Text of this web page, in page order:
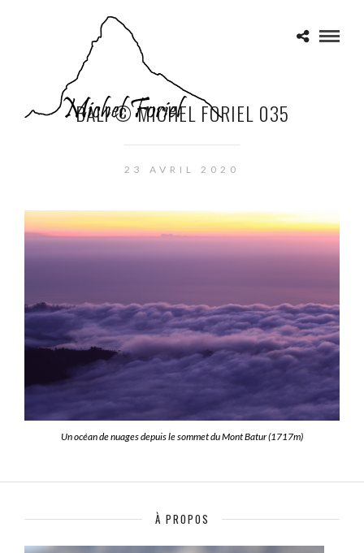
BALI © MICHEL FORIEL 035
23 AVRIL 2020
Un océan de nuages depuis le sommet du Mont Batur (1717m)
À PROPOS